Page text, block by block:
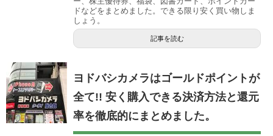
ドなどをまとめました。できる限り安く買い物しま
しょう。
記事を読む
ヨドバシカメラはゴールドポイントが
全て!! 安く購入できる決済方法と還元
率を徹底的にまとめました。